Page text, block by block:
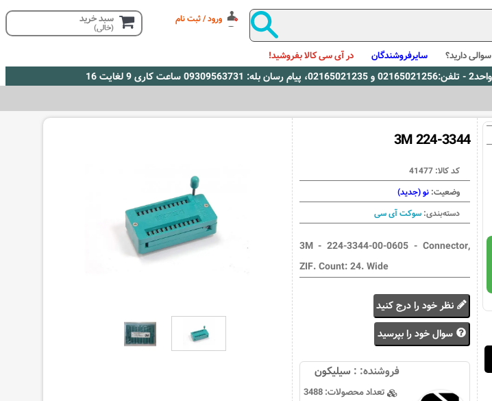
ورود / ثبت نام سبد خرید
(خالی)
سوالی دارید؟ سایرفروشندگان در آی سی کالا بفروشید!
3M 224-3344
کد کالا: 41477
وضعیت: نو (جدید)
دسته‌بندی: سوکت آی سی
3M - 224-3344-00-0605 - Connector,
ZIF. Count: 24. Wide
نظر خود را درج کنید
سوال خود را بپرسید
فروشنده: : سيليكون
تعداد محصولات:3488